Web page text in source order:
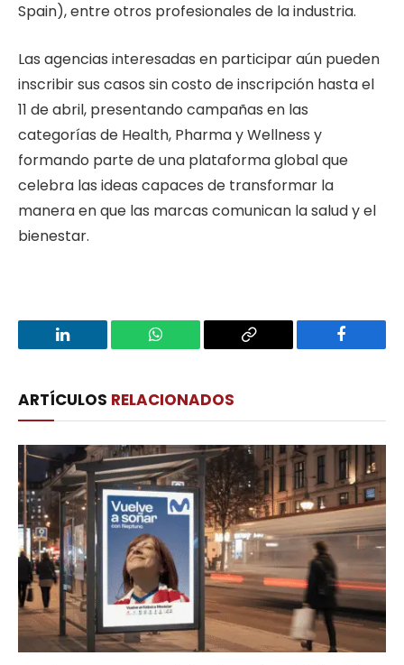
Spain), entre otros profesionales de la industria.
Las agencias interesadas en participar aún pueden
inscribir sus casos sin costo de inscripción hasta el
11 de abril, presentando campañas en las
categorías de Health, Pharma y Wellness y
formando parte de una plataforma global que
celebra las ideas capaces de transformar la
manera en que las marcas comunican la salud y el
bienestar.
LinkedIn WhatsApp
Copy
Facebook
ARTÍCULOS RELACIONADOS